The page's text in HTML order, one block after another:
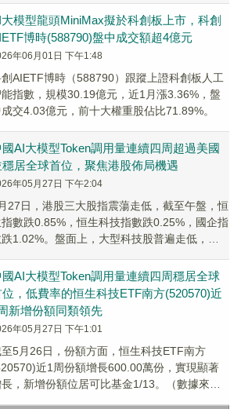
模型龍頭MiniMax擬於科創板上市，科創
博時(588790)盤中成交額超4億元
年06月01日 下午1:48
AIETF博時（588790）跟蹤上證科創板人工
能指數，規模30.19億元，近1月漲3.36%，盤
交4.03億元，前十大權重股佔比71.89%。
國AI大模型Token調用量連續四周超過美國
穩居全球首位，聚焦港股佈局機遇
年05月27日 下午2:04
27日，港股三大股指震蕩走低，截至午盤，恒
數跌0.85%，恒生科技指數跌0.25%，國企指
1.02%。盤面上，大型科技股普遍走低，黃
國AI大模型Token調用量連續四周穩居全球
位，低費率的恒生科技ETF南方(520570)近
新增份額同類領先
年05月27日 下午1:01
5月26日，份額方面，恒生科技ETF南方
近1周份額增長600.00萬份，實現顯著
，新增份額位居可比基金1/13。（數據來